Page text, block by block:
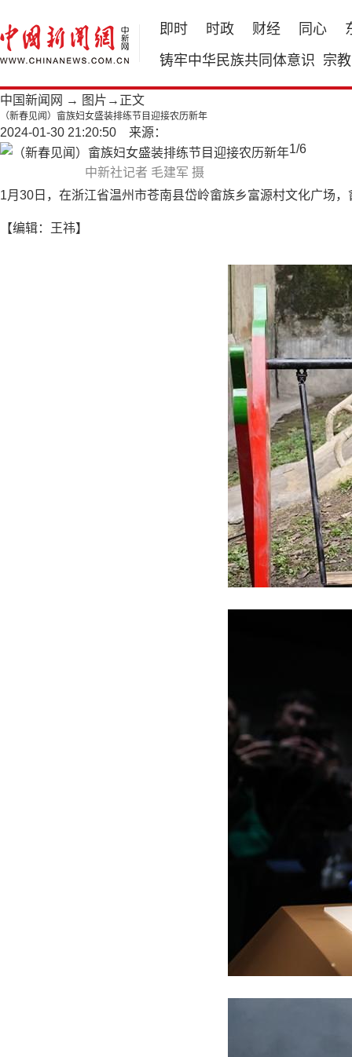
即时 时政 财经 同心
铸牢中华民族共同体意识 宗教
中国新闻网 → 图片 →正文
（新春见闻）畲族妇女盛装排练节目迎接农历新年
2024-01-30 21:20:50 来源：
中新社记者 毛建军 摄
1/6
1月30日，在浙江省温州市苍南县岱岭畲族乡富源村文化广场
【编辑：王祎】